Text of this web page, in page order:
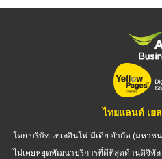
ไทยแลนด์ เย
โดย บริษัท เทเลอินโฟ มีเดีย จำกัด (มหาช
ไม่เคยหยุดพัฒนาบริการที่ดีที่สุดด้านดิจิทัล